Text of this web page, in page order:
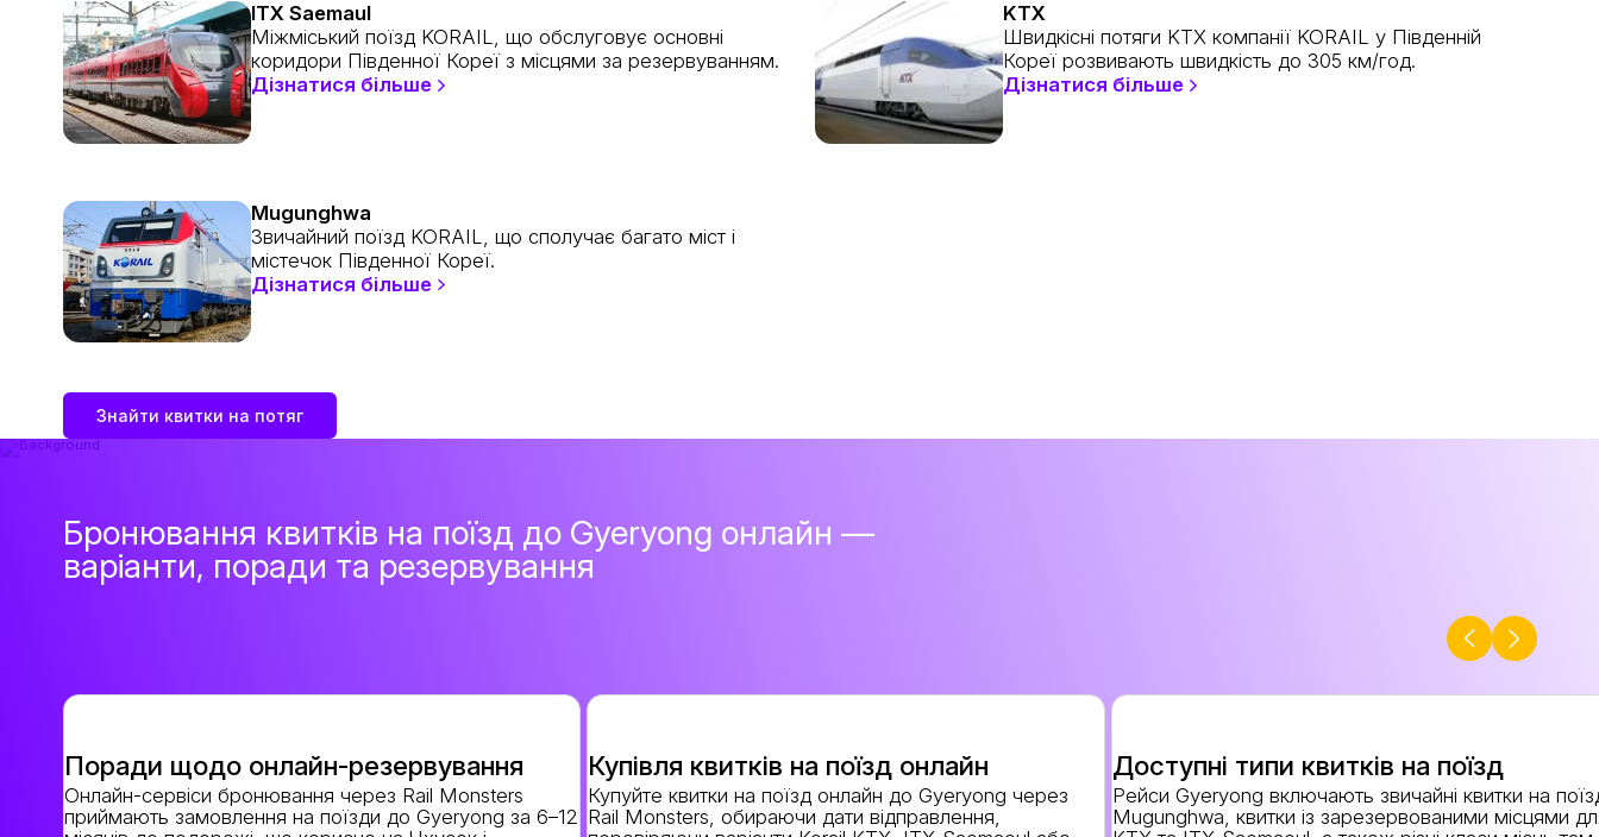
ITX Saemaul
Міжміський поїзд KORAIL, що обслуговує основні
коридори Південної Кореї з місцями за резервуванням.
Дізнатися більше
KTX
Швидкісні потяги KTX компанії KORAIL у Південній
Кореї розвивають швидкість до 305 км/год.
Дізнатися більше
Mugunghwa
Звичайний поїзд KORAIL, що сполучає багато міст і
містечок Південної Кореї.
Дізнатися більше
Знайти квитки на потяг
Бронювання квитків на поїзд до Gyeryong онлайн —
варіанти, поради та резервування
Поради щодо онлайн-резервування
Онлайн-сервіси бронювання через Rail Monsters
приймають замовлення на поїзди до Gyeryong за 6–12
Купівля квитків на поїзд онлайн
Купуйте квитки на поїзд онлайн до Gyeryong через
Rail Monsters, обираючи дати відправлення,
Доступні типи квитків на поїзд
Рейси Gyeryong включають звичайні квитки на
Mugunghwa, квитки із зарезервованими місцями